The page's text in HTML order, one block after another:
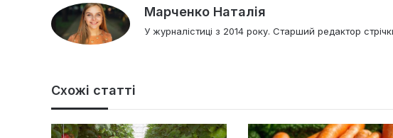
Марченко Наталія
У журналістиці з 2014 року. Старший редактор
Схожі статті